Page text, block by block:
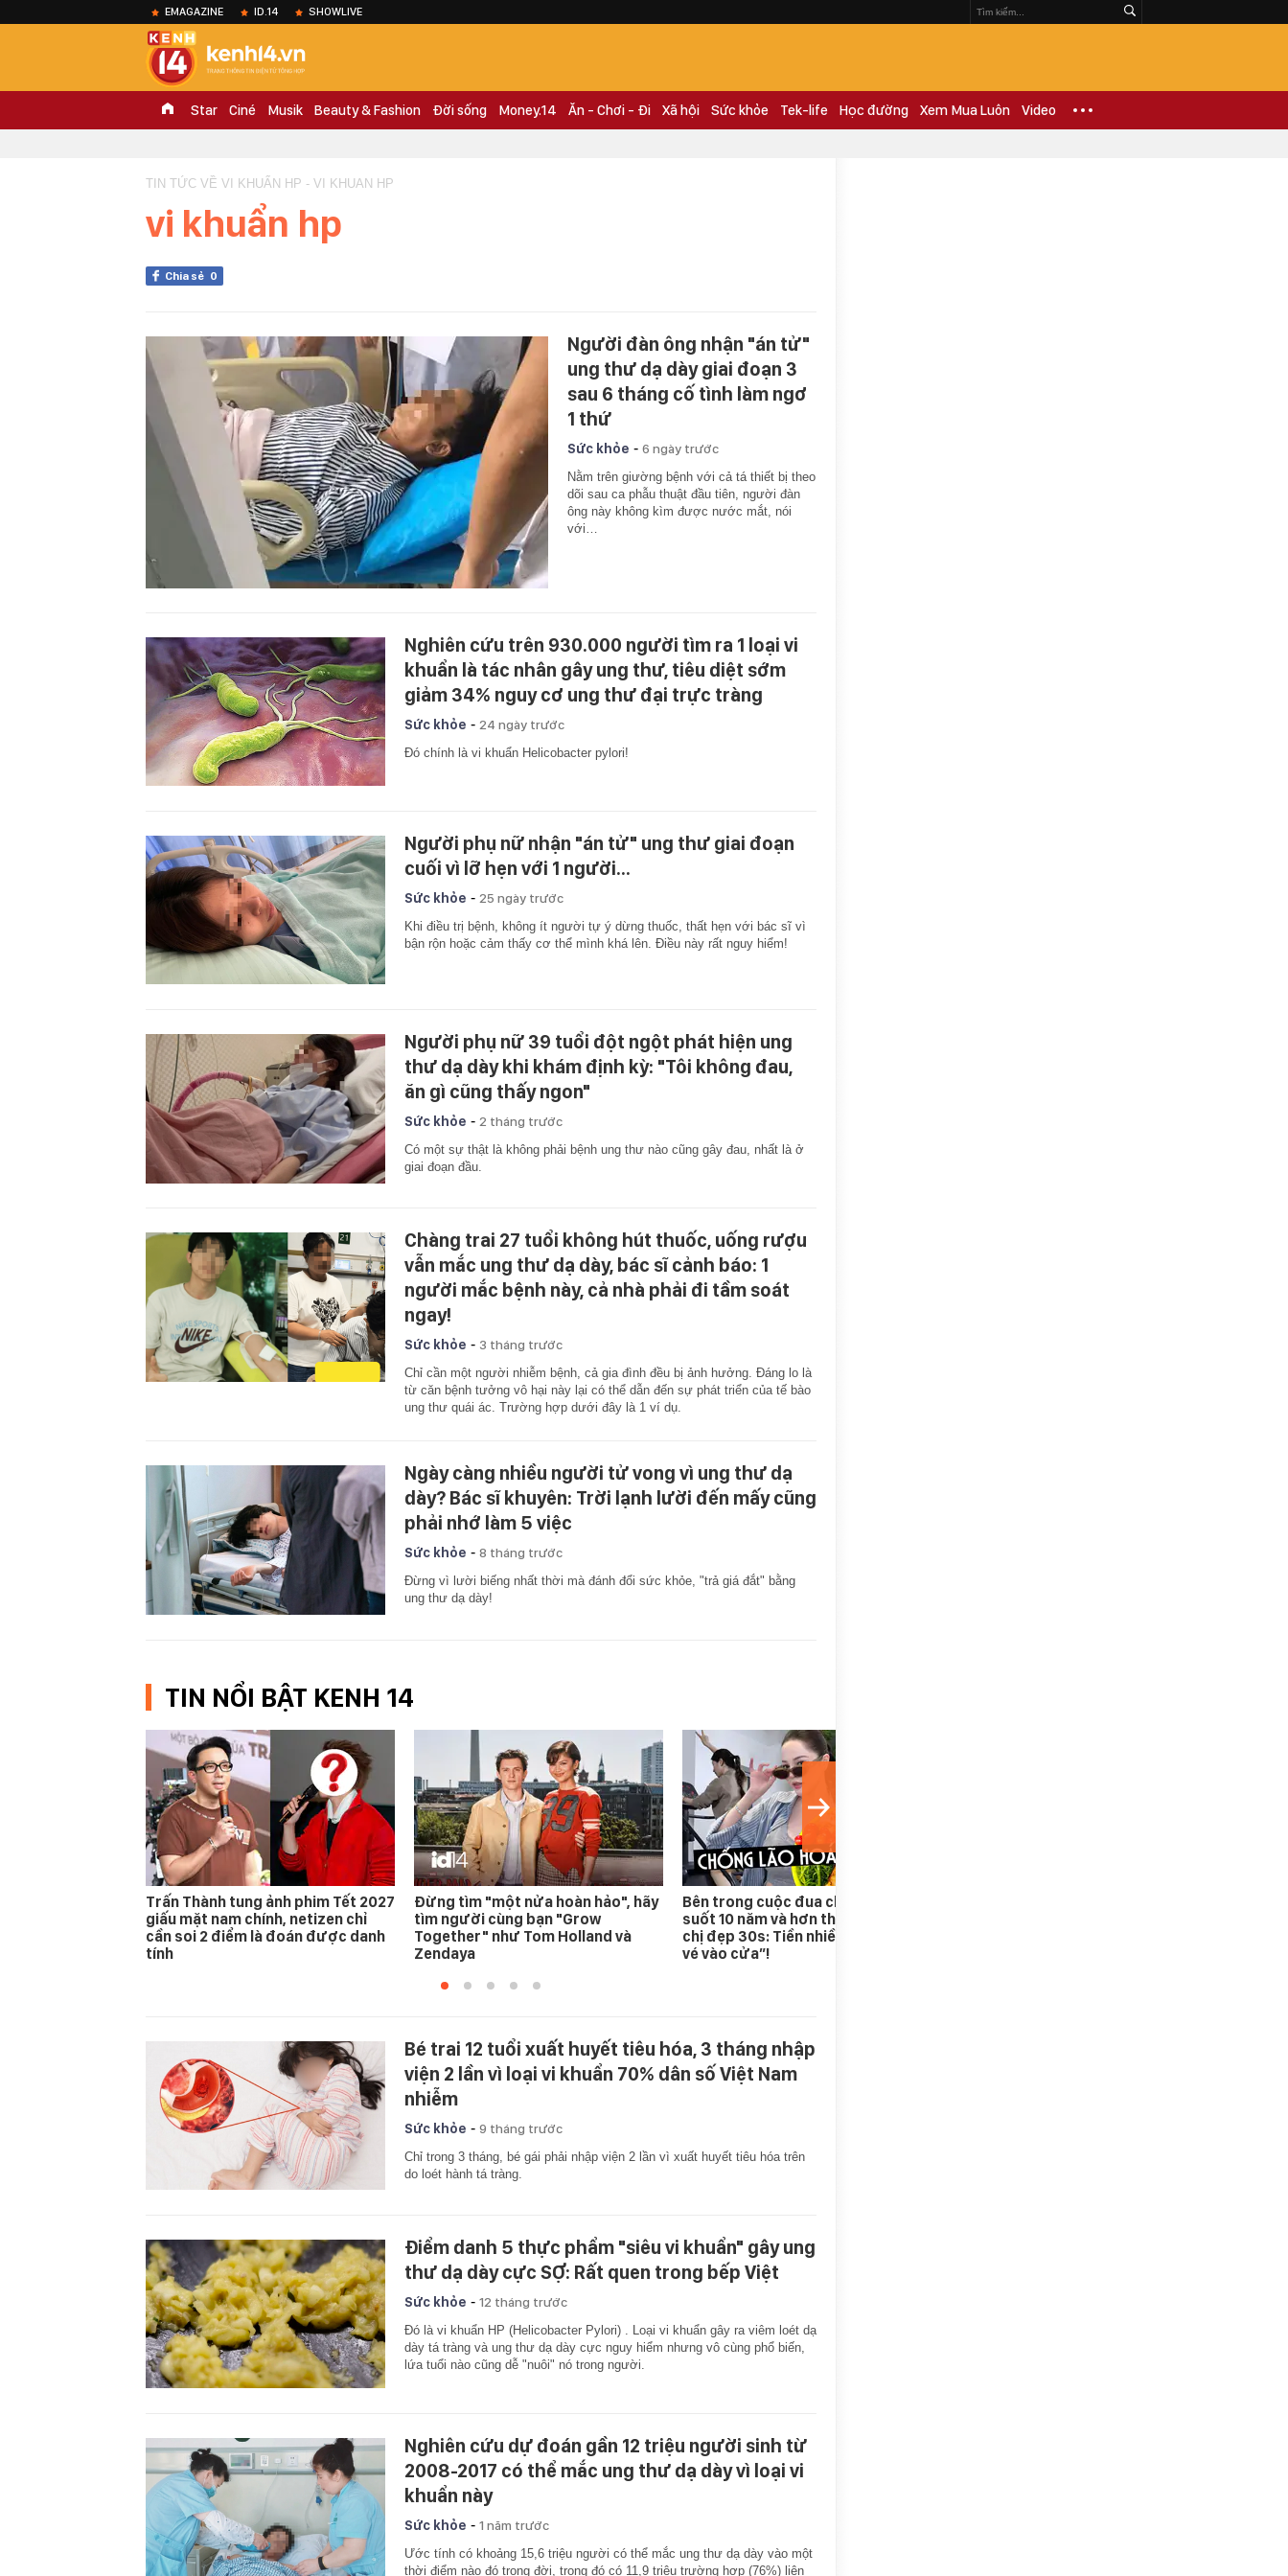
EMAGAZINE ID.14 SHOWLIVE
Star Ciné Musik Beauty & Fashion Đời sống Money.14 Ăn - Chơi - Đi Xã hội Sức khỏe Tek-life Học đường Xem Mua Luôn Video
TIN TỨC VỀ VI KHUẨN HP - VI KHUAN HP
vi khuẩn hp
Chia sẻ 0
Người đàn ông nhận "án tử"
ung thư dạ dày giai đoạn 3
sau 6 tháng cố tình làm ngơ
1 thứ
Sức khỏe - 6 ngày trước
Nằm trên giường bệnh với cả tá thiết bị theo
dõi sau ca phẫu thuật đầu tiên, người đàn
ông này không kìm được nước mắt, nói
với…
Nghiên cứu trên 930.000 người tìm ra 1 loại vi
khuẩn là tác nhân gây ung thư, tiêu diệt sớm
giảm 34% nguy cơ ung thư đại trực tràng
Sức khỏe - 24 ngày trước
Đó chính là vi khuẩn Helicobacter pylori!
Người phụ nữ nhận "án tử" ung thư giai đoạn
cuối vì lỡ hẹn với 1 người...
Sức khỏe - 25 ngày trước
Khi điều trị bệnh, không ít người tự ý dừng thuốc, thất hẹn với bác sĩ vì
bận rộn hoặc cảm thấy cơ thể mình khá lên. Điều này rất nguy hiểm!
Người phụ nữ 39 tuổi đột ngột phát hiện ung
thư dạ dày khi khám định kỳ: "Tôi không đau,
ăn gì cũng thấy ngon"
Sức khỏe - 2 tháng trước
Có một sự thật là không phải bệnh ung thư nào cũng gây đau, nhất là ở
giai đoạn đầu.
Chàng trai 27 tuổi không hút thuốc, uống rượu
vẫn mắc ung thư dạ dày, bác sĩ cảnh báo: 1
người mắc bệnh này, cả nhà phải đi tầm soát
ngay!
Sức khỏe - 3 tháng trước
Chỉ cần một người nhiễm bệnh, cả gia đình đều bị ảnh hưởng. Đáng lo là
từ căn bệnh tưởng vô hại này lại có thể dẫn đến sự phát triển của tế bào
ung thư quái ác. Trường hợp dưới đây là 1 ví dụ.
Ngày càng nhiều người tử vong vì ung thư dạ
dày? Bác sĩ khuyên: Trời lạnh lười đến mấy cũng
phải nhớ làm 5 việc
Sức khỏe - 8 tháng trước
Đừng vì lười biếng nhất thời mà đánh đổi sức khỏe, "trả giá đắt" bằng
ung thư dạ dày!
TIN NỔI BẬT KENH 14
Trấn Thành tung ảnh phim Tết 2027
giấu mặt nam chính, netizen chỉ
cần soi 2 điểm là đoán được danh
tính
Đừng tìm "một nửa hoàn hảo", hãy
tìm người cùng bạn "Grow
Together" như Tom Holland và
Zendaya
Bên trong cuộc đua chống lão hoá
suốt 10 năm và hơn thế nữa của hội
chị đẹp 30s: Tiền nhiều chỉ là “tấm
vé vào cửa”!
Bé trai 12 tuổi xuất huyết tiêu hóa, 3 tháng nhập
viện 2 lần vì loại vi khuẩn 70% dân số Việt Nam
nhiễm
Sức khỏe - 9 tháng trước
Chỉ trong 3 tháng, bé gái phải nhập viện 2 lần vì xuất huyết tiêu hóa trên
do loét hành tá tràng.
Điểm danh 5 thực phẩm "siêu vi khuẩn" gây ung
thư dạ dày cực SỢ: Rất quen trong bếp Việt
Sức khỏe - 12 tháng trước
Đó là vi khuẩn HP (Helicobacter Pylori) . Loại vi khuẩn gây ra viêm loét dạ
dày tá tràng và ung thư dạ dày cực nguy hiểm nhưng vô cùng phổ biến,
lứa tuổi nào cũng dễ "nuôi" nó trong người.
Nghiên cứu dự đoán gần 12 triệu người sinh từ
2008-2017 có thể mắc ung thư dạ dày vì loại vi
khuẩn này
Sức khỏe - 1 năm trước
Ước tính có khoảng 15,6 triệu người có thể mắc ung thư dạ dày vào một
thời điểm nào đó trong đời, trong đó có 11,9 triệu trường hợp (76%) liên